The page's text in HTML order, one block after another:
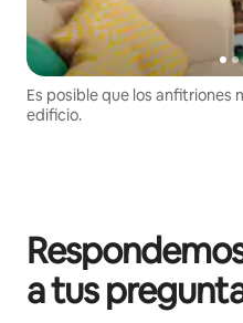
Es posible que los anfitriones
edificio.
a tus